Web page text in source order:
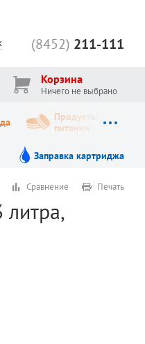
(8452) 211-111
Корзина
Ничего не выбрано
Продукты
питания
Заправка картриджа
Сравнение Печать